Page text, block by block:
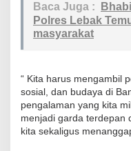
Baca Juga :
Polres Lebak
masyarakat
“ Kita harus mengambil
sosial, dan budaya di
pengalaman yang kita
menjadi garda terdepan
kita sekaligus